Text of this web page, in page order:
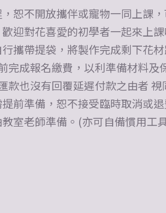
恕不開放攜伴或寵物一同上課
迎對花喜愛的初學者一起來上課
攜帶提袋，將製作完成剩下花
完成報名繳費，以利準備材料及
款也沒有回覆延遲付款之由者 視
前準備，恕不接受臨時取消或
室老師準備。(亦可自備慣用工